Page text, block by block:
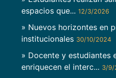
espacios que... 12/3/2026
» Nuevos horizontes en
institucionales 30/10/2024
» Docente y estudiantes
enriquecen el interc... 3/9/